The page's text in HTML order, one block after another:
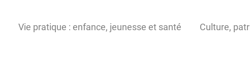
Vie pratique : enfance, jeunesse et santé Culture,